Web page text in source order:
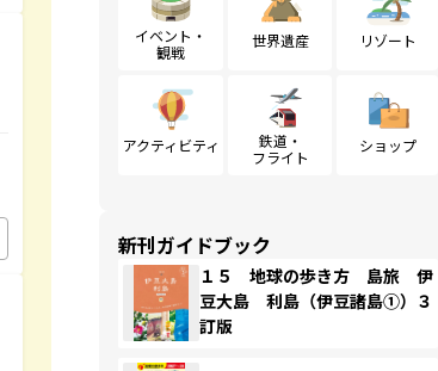
イベント・
観戦
世界遺産 リゾート
アクティビティ
鉄道・
フライト
ショップ
新刊ガイドブック
１５ 地球の歩き方 島旅 伊
豆大島 利島（伊豆諸島①）３
訂版